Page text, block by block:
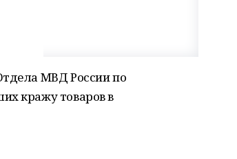
МВД России по
кражу товаров в